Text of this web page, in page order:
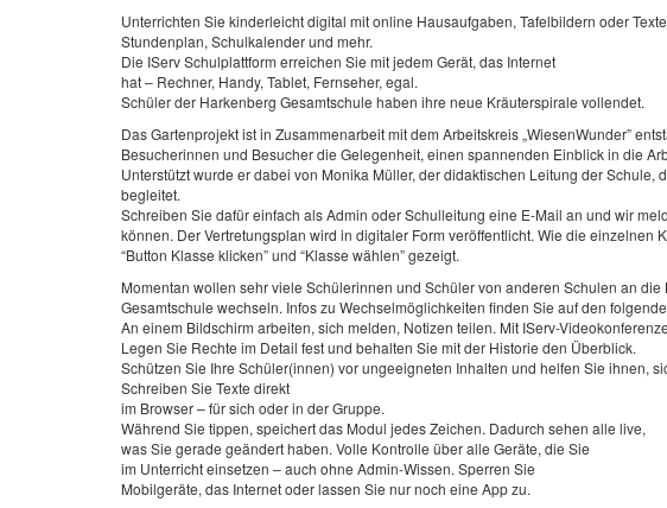
Unterrichten Sie kinderleicht digital mit online Hausaufgaben, Tafelbildern oder
Stundenplan, Schulkalender und mehr.
Die IServ Schulplattform erreichen Sie mit jedem Gerät, das Internet
hat – Rechner, Handy, Tablet, Fernseher, egal.
Schüler der Harkenberg Gesamtschule haben ihre neue Kräuterspirale vollendet.
Das Gartenprojekt ist in Zusammenarbeit mit dem Arbeitskreis „WiesenWunder”
Besucherinnen und Besucher die Gelegenheit, einen spannenden Einblick in die
Unterstützt wurde er dabei von Monika Müller, der didaktischen Leitung der Schule,
begleitet.
Schreiben Sie dafür einfach als Admin oder Schulleitung eine E-Mail an und wir
können. Der Vertretungsplan wird in digitaler Form veröffentlicht. Wie die einzelnen
“Button Klasse klicken” und “Klasse wählen” gezeigt.
Momentan wollen sehr viele Schülerinnen und Schüler von anderen Schulen an die
Gesamtschule wechseln. Infos zu Wechselmöglichkeiten finden Sie auf den
An einem Bildschirm arbeiten, sich melden, Notizen teilen. Mit IServ-
Legen Sie Rechte im Detail fest und behalten Sie mit der Historie den Überblick.
Schützen Sie Ihre Schüler(innen) vor ungeeigneten Inhalten und helfen Sie ihnen,
Schreiben Sie Texte direkt
im Browser – für sich oder in der Gruppe.
Während Sie tippen, speichert das Modul jedes Zeichen. Dadurch sehen alle live,
was Sie gerade geändert haben. Volle Kontrolle über alle Geräte, die Sie
im Unterricht einsetzen – auch ohne Admin-Wissen. Sperren Sie
Mobilgeräte, das Internet oder lassen Sie nur noch eine App zu.